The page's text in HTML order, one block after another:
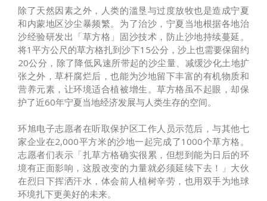
除了天然因素之外，人类的滥垦与过度放牧也是造成宁夏
和内蒙地区沙尘暴频繁。为了治沙，宁夏当地根据各地治
沙经验研发出「草方格」固沙技术，防止沙地持续蔓延。
将1平方公尺的草方格扎到沙下15公分，沙上也需要保留约
20公分，除了降低风速所带起的沙尘量、减缓沙化土地扩
张之外，草杆腐烂后，也能为沙地留下丰富的有机物质和
营养元素，让环境适合植被增生。草方格虽不起眼，却保
护了近60年宁夏当地经济发展与人类生存的空间。
环旭电子志愿者在听取保护区工作人员示范后，与其他七
家企业在2,000平方米的沙地一起完成了1000个草方格。
志愿者们表示「扎草方格确实很累，但想到能为日后的环
境有正面影响，这股改变的力量就必须延续下去！」大伙
在烈日下挥洒汗水，体会前人植树辛劳，也用双手为地球
环境扎下更美好的未来。